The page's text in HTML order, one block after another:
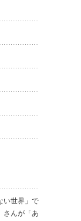
い世界」で
さんが「あ